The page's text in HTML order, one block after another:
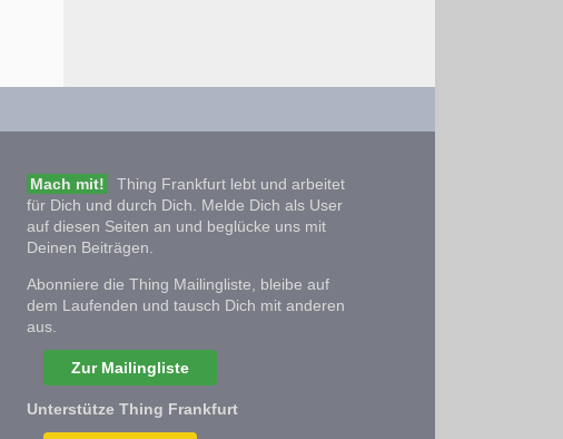
Mach mit!
Thing Frankfurt lebt und arbeitet
für Dich und durch Dich. Melde Dich als User
auf diesen Seiten an und beglücke uns mit
Deinen Beiträgen.
Abonniere die Thing Mailingliste, bleibe auf
dem Laufenden und tausch Dich mit anderen
aus.
Zur Mailingliste
Unterstütze Thing Frankfurt